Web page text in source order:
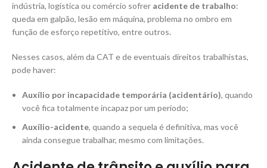
indústria, logística ou comércio sofrer acidente de trabalho:
queda em galpão, lesão em máquina, problema no ombro em
função de esforço repetitivo, entre outros.
Nesses casos, além da CAT e de eventuais direitos trabalhistas,
pode haver:
Auxílio por incapacidade temporária (acidentário), quando
você fica totalmente incapaz por um período;
Auxílio-acidente, quando a sequela é definitiva, mas você
ainda consegue trabalhar, mesmo com limitações.